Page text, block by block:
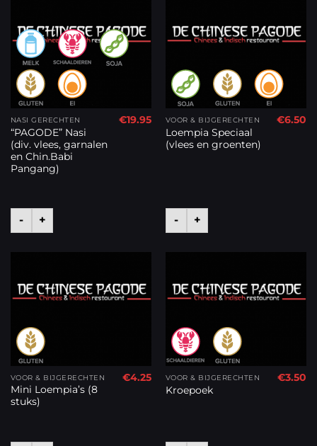
NASI GERECHTEN
“PAGODE” Nasi
(div. vlees, garnalen
en Chin.Babi
Pangang)
€19.95
- +
VOOR & BIJGERECHTEN
Loempia Speciaal
(vlees en groenten)
€6.50
- +
VOOR & BIJGERECHTEN
Mini Loempia’s (8
stuks)
€4.25 VOOR & BIJGERECHTEN
Kroepoek
€3.50